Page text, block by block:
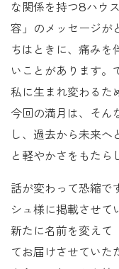
な関係を持つ8ハウ
容」のメッセージが
ちはときに、痛みを
いことがあります。
私に生まれ変わるた
今回の満月は、そん
し、過去から未来へ
と軽やかさをもたら
話が変わって恐縮で
シュ様に掲載させて
新たに名前を変えて
てお届けさせていた